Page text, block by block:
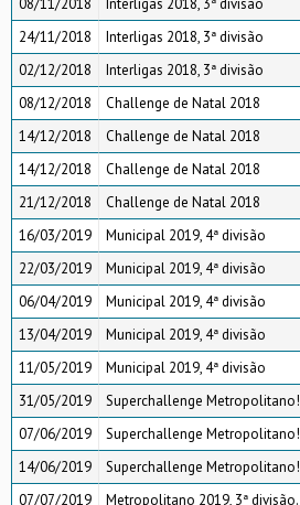
08/11/2018
Interligas 2018, 3ª divisão
24/11/2018
Interligas 2018, 3ª divisão
02/12/2018
Interligas 2018, 3ª divisão
08/12/2018
Challenge de Natal 2018
14/12/2018
Challenge de Natal 2018
14/12/2018
Challenge de Natal 2018
21/12/2018
Challenge de Natal 2018
16/03/2019
Municipal 2019, 4ª divisão
22/03/2019
Municipal 2019, 4ª divisão
06/04/2019
Municipal 2019, 4ª divisão
13/04/2019
Municipal 2019, 4ª divisão
11/05/2019
Municipal 2019, 4ª divisão
31/05/2019
Superchallenge Metropolitano!
07/06/2019
Superchallenge Metropolitano!
14/06/2019
Superchallenge Metropolitano!
07/07/2019
Metropolitano 2019, 3ª divisão.